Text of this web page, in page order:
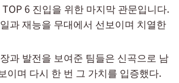
6 진입을 위한 마지막 관문입니다.
과 재능을 무대에서 선보이며 치열한
과 발전을 보여준 팀들은 신곡으로 남
이며 다시 한 번 그 가치를 입증했다.